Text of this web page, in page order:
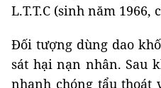
L.T.T.C (sinh năm
Đối tượng dùng dao
sát hại nạn nhân. Sau
nhanh chóng tẩu thoát